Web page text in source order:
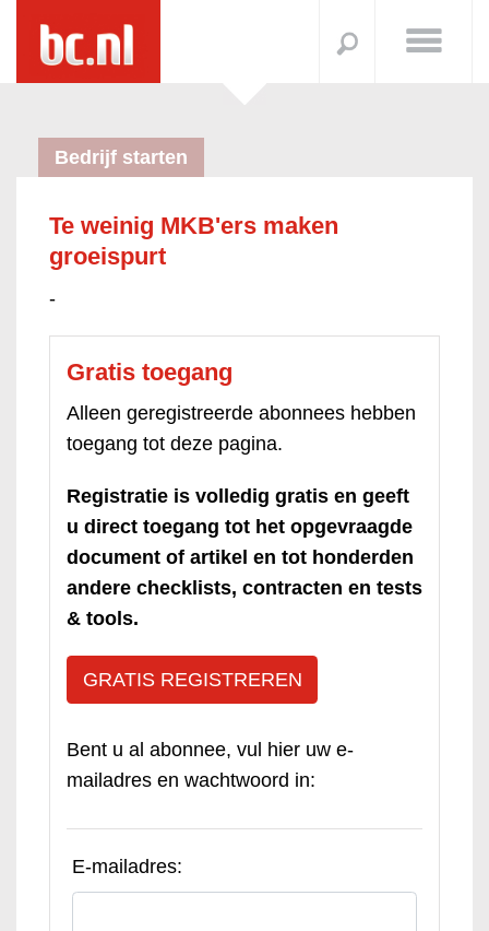
Bedrijf starten
Te weinig MKB'ers maken
groeispurt
-
Gratis toegang
Alleen geregistreerde abonnees hebben
toegang tot deze pagina.
Registratie is volledig gratis en geeft
u direct toegang tot het opgevraagde
document of artikel en tot honderden
andere checklists, contracten en tests
& tools.
GRATIS REGISTREREN
Bent u al abonnee, vul hier uw e-
mailadres en wachtwoord in:
E-mailadres: